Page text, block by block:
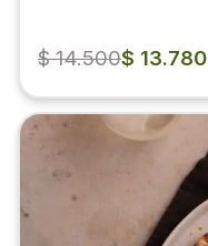
$ 14.500$ 13.780